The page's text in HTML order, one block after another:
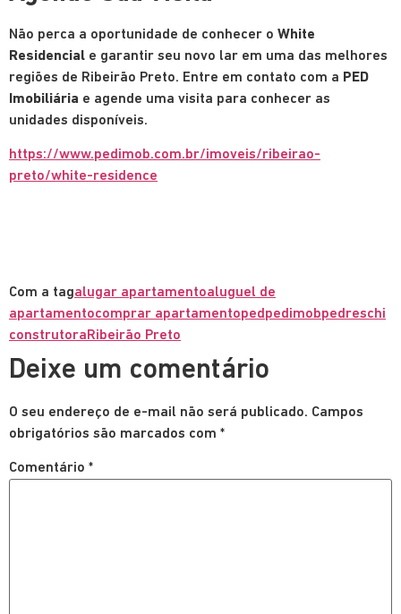
Não perca a oportunidade de conhecer o White
Residencial e garantir seu novo lar em uma das melhores
regiões de Ribeirão Preto. Entre em contato com a PED
Imobiliária e agende uma visita para conhecer as
unidades disponíveis.
https://www.pedimob.com.br/imoveis/ribeirao-
preto/white-residence
Com a tagalugar apartamentoaluguel de
apartamentocomprar apartamentoped pedimobpedreschi
construtoraRibeirão Preto
Deixe um comentário
O seu endereço de e-mail não será publicado. Campos
obrigatórios são marcados com *
Comentário *